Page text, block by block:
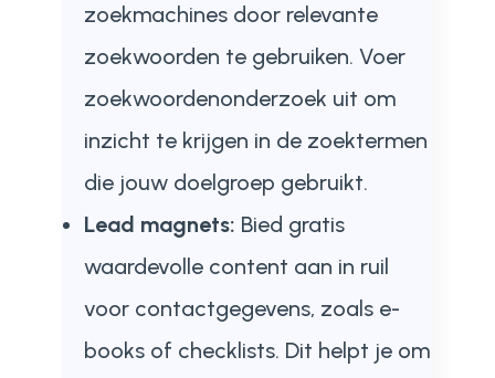
zoekmachines door relevante
zoekwoorden te gebruiken. Voer
zoekwoordenonderzoek uit om
inzicht te krijgen in de zoektermen
die jouw doelgroep gebruikt.
Lead magnets: Bied gratis
waardevolle content aan in ruil
voor contactgegevens, zoals e-
books of checklists. Dit helpt je om